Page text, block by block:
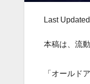
Last
本稿は、流
「オールド